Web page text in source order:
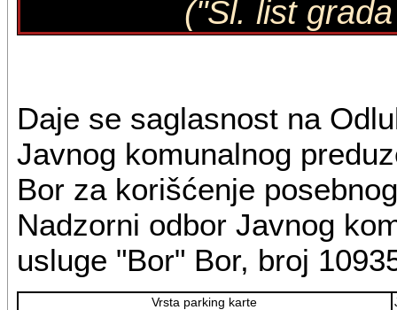
("Sl. list
Daje se saglasnost na
Javnog komunalnog
Bor za korišćenje
Nadzorni odbor Javnog
usluge "Bor" Bor, broj
Vrsta parking karte